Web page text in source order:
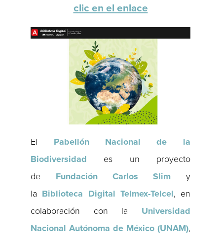
clic en el enlace
El Pabellón Nacional de la
Biodiversidad es un proyecto
de Fundación Carlos Slim y
la Biblioteca Digital Telmex-Telcel, en
colaboración con la Universidad
Nacional Autónoma de México (UNAM),